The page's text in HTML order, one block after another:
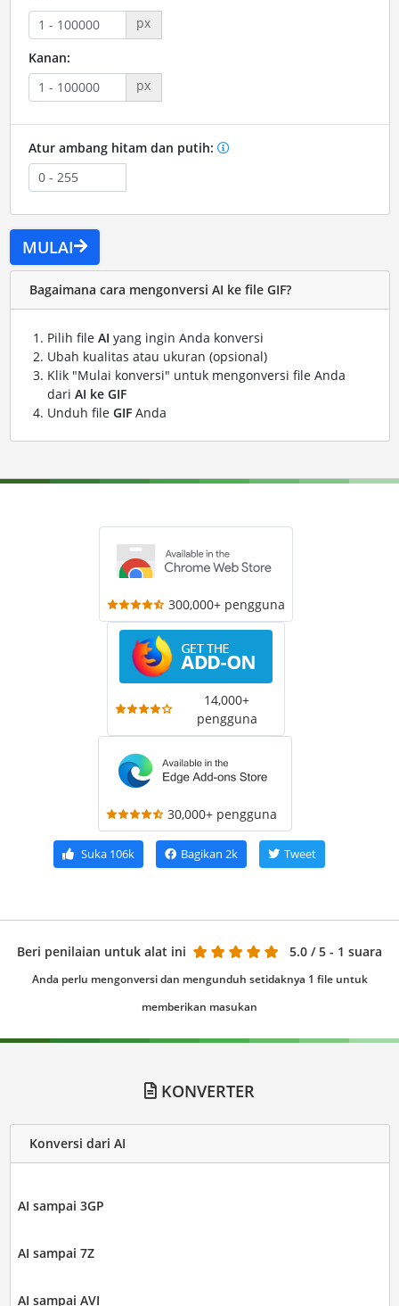
px
Kanan:
px
Atur ambang hitam dan putih:
MULAI
Bagaimana cara mengonversi AI ke file GIF?
Pilih file AI yang ingin Anda konversi
Ubah kualitas atau ukuran (opsional)
Klik "Mulai konversi" untuk mengonversi file Anda
dari AI ke GIF
Unduh file GIFAnda
300,000+ pengguna
14,000+
pengguna
30,000+ pengguna
Suka106k Bagikan 2k Tweet
Beri penilaian untuk alat ini 5.0 / 5 - 1 suara
Anda perlu mengonversi dan mengunduh setidaknya 1 file untuk
memberikan masukan
KONVERTER
Konversi dari AI
AI sampai 3GP
AI sampai 7Z
AI sampai AVI